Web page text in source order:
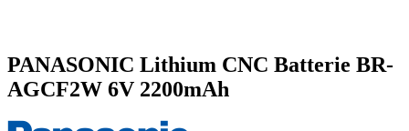
PANASONIC Lithium CNC Batterie BR-
AGCF2W 6V 2200mAh